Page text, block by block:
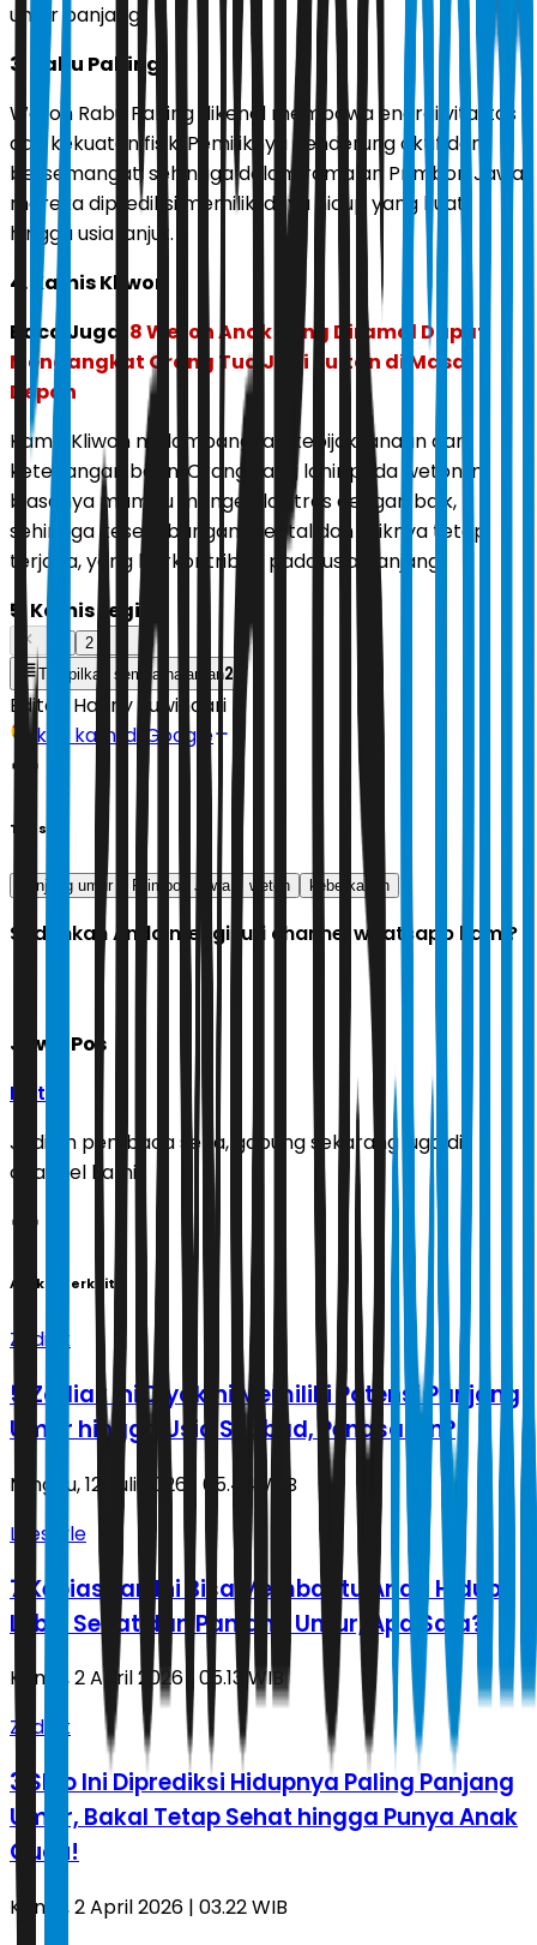
umur panjang.
3. Rabu Pahing
Weton Rabu Pahing dikenal membawa energi vitalitas
dan kekuatan fisik. Pemiliknya cenderung aktif dan
bersemangat, sehingga dalam ramalan Primbon Jawa
mereka diprediksi memiliki daya hidup yang kuat
hingga usia lanjut.
4. Kamis Kliwon
Baca Juga: 8 Weton Anak yang Diramal Dapat
Mengangkat Orang Tua Jadi Sultan di Masa
Depan
Kamis Kliwon melambangkan kebijaksanaan dan
ketenangan batin. Orang yang lahir pada weton ini
biasanya mampu mengelola stres dengan baik,
sehingga keseimbangan mental dan fisiknya tetap
terjaga, yang berkontribusi pada usia panjang.
5. Kamis Legi
2
Tampilkan semua halaman2
Editor: Hanny Suwindari
Ikuti kami di Google
Tags
panjang umur Primbon Jawa weton keberkahan
Sudahkah Anda mengikuti channel whatsapp kami?
Jawa Pos
Ikuti
Jadilah pembaca setia, gabung sekarang juga di
channel kami!
Artikel Terkait
Zodiak
5 Zodiak Ini Diyakini Memiliki Potensi Panjang
Umur hingga Usia Seabad, Penasaran?
Minggu, 12 Juli 2026 | 05.44 WIB
Lifestyle
7 Kebiasaan Ini Bisa Membantu Anda Hidup
Lebih Sehat dan Panjang Umur, Apa Saja?
Kamis, 2 April 2026 | 05.13 WIB
Zodiak
3 Shio Ini Diprediksi Hidupnya Paling Panjang
Umur, Bakal Tetap Sehat hingga Punya Anak
Cucu!
Kamis, 2 April 2026 | 03.22 WIB